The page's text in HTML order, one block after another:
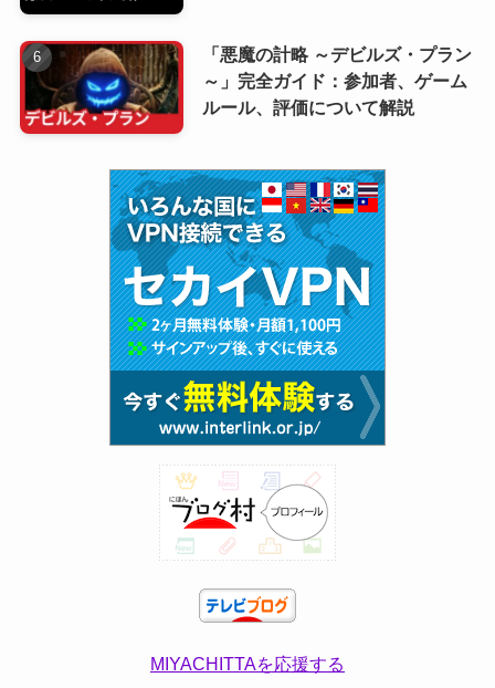
「悪魔の計略 ～デビルズ・プラン
～」完全ガイド：参加者、ゲーム
ルール、評価について解説
MIYACHITTAを応援する